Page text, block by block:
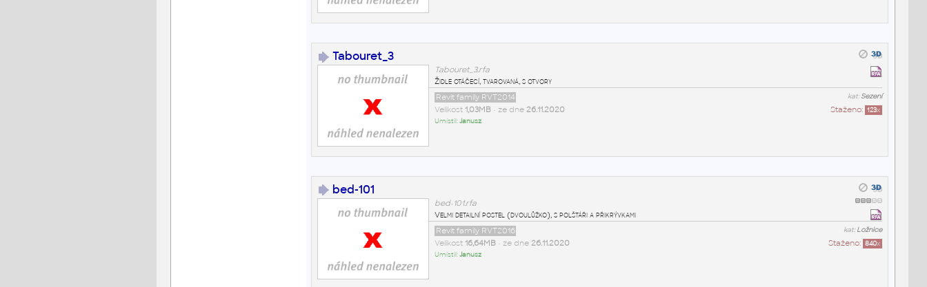
Tabouret_3
Tabouret_3.rfa
Židle otáčecí, tvarovaná, s otvory
kat:Sezení
Revit family RVT2014
Staženo: 123x
Velikost 1,03MB• ze dne 26.11.2020
Umístil:Janusz
bed-101
bed-101.rfa
Velmi detailní postel (dvoulůžko), s polštáři a přikrývkami
kat:Ložnice
Revit family RVT2016
Staženo: 840x
Velikost 16,64MB• ze dne 26.11.2020
Umístil:Janusz